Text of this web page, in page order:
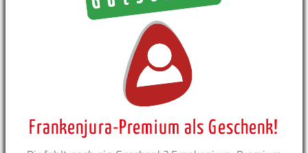
Frankenjura-Premium als Geschenk!